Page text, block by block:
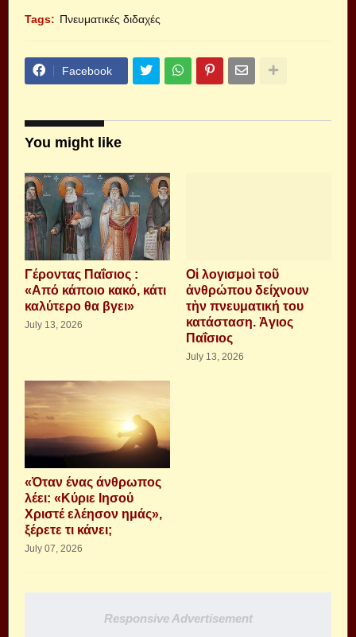
Tags: Πνευματικές διδαχές
Facebook
You might like
Γέροντας Παΐσιος :
«Από κάποιο κακό, κάτι
καλύτερο θα βγει»
July 13, 2026
Οἱ λογισμοὶ τοῦ
ἀνθρώπου δείχνουν
τὴν πνευματική του
κατάσταση. Ἁγιος
Παΐσιος
July 13, 2026
«Όταν ένας άνθρωπος
λέει: «Κύριε Ιησού
Χριστέ ελέησον ημάς»,
ξέρετε τι κάνει;
July 07, 2026
Responsive Advertisement